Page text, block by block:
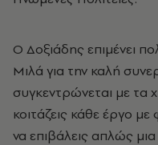
Ο Δοξιάδης επιμένει
Μιλά για την καλή
συγκεντρώνεται με τα
κοιτάζεις κάθε έργο
να επιβάλεις απλώς